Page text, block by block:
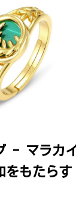
ーの細かい調整
エレガントな蛇バ
2024/11/20
りのサイズ直し
この度は素晴らし
参りますので、何
- マラカ
をもたら